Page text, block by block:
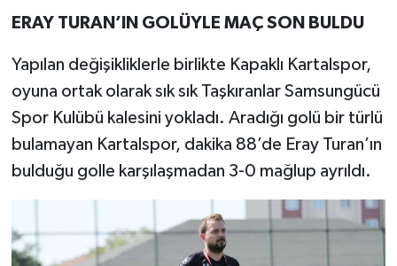
ERAY TURAN’IN GOLÜYLE MAÇ SON BULDU
Yapılan değişikliklerle birlikte Kapaklı Kartalspor,
oyuna ortak olarak sık sık Taşkıranlar Samsungücü
Spor Kulübü kalesini yokladı. Aradığı golü bir türlü
bulamayan Kartalspor, dakika 88’de Eray Turan’ın
bulduğu golle karşılaşmadan 3-0 mağlup ayrıldı.